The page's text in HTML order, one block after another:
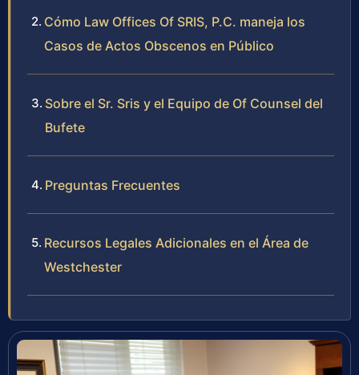
Cómo Law Offices Of SRIS, P.C. maneja los
Casos de Actos Obscenos en Público
Sobre el Sr. Sris y el Equipo de Of Counsel del
Bufete
Preguntas Frecuentes
Recursos Legales Adicionales en el Área de
Westchester